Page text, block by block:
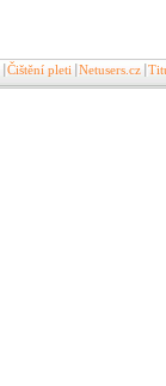
Čištění pleti Netusers.cz